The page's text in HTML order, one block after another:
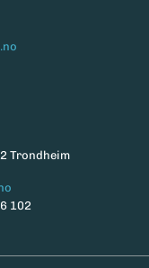
Trondheim
102